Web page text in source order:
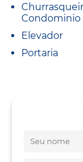
Condominio
Elevador
Portaria